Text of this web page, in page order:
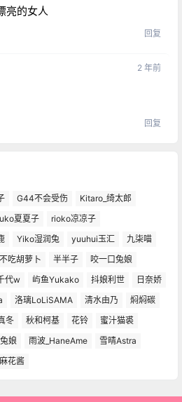
亮的女人
回复
2 年前
回复
G44不会受伤
Kitaro_绮太郎
夏夏子
rioko凉凉子
Yiko湿润兔 yuuhui玉汇
九柒喵
吃胡萝卜 半半子
咬一口兔娘
代w 屿鱼Yukako 抖娘利世
日奈娇
洛璃LoLiSAMA 清水由乃
焖焖碳
冬 秋和柯基 花铃
蜜汁猫裘
娘 雨波_HaneAme
雪晴Astra
麻花酱